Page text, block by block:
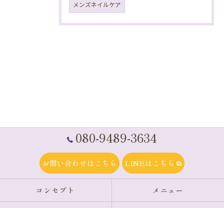
メンズネイルケア
080-9489-3634
お問い合わせはこちら LINEはこちら
コンセプト メニュー